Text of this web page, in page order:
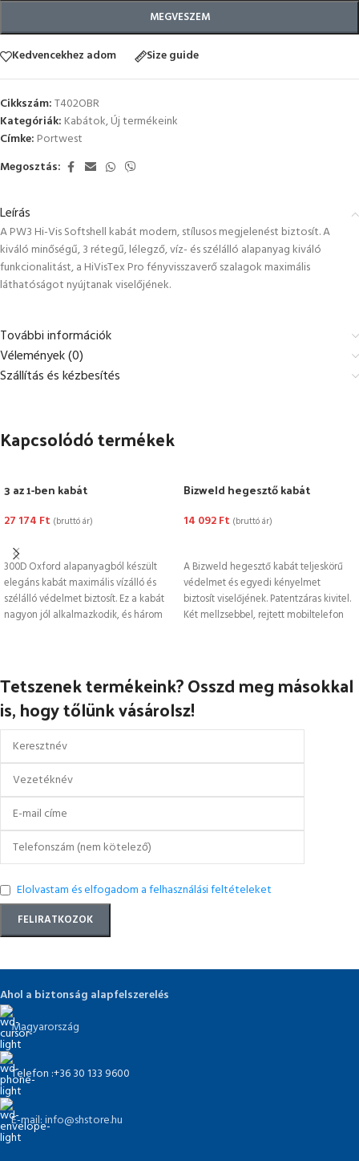
MEGVESZEM
Kedvencekhez adom Size guide
Cikkszám:T402OBR
Kategóriák: Kabátok,Új termékeink
Címke: Portwest
Megosztás:
Leírás
A PW3 Hi-Vis Softshell kabát modern, stílusos megjelenést biztosít. A
kiváló minőségű, 3 rétegű, lélegző, víz- és szélálló alapanyag kiváló
funkcionalitást, a HiVisTex Pro fényvisszaverő szalagok maximális
láthatóságot nyújtanak viselőjének.
További információk
Vélemények (0)
Szállítás és kézbesítés
Kapcsolódó termékek
3 az 1-ben kabát
27 174 Ft (bruttó ár)
300D Oxford alapanyagból készült
elegáns kabát maximális vízálló és
szélálló védelmet biztosít. Ez a kabát
nagyon jól alkalmazkodik, és három
Bizweld hegesztő kabát
14 092Ft (bruttó ár)
A Bizweld hegesztő kabát teljeskörű
védelmet és egyedi kényelmet
biztosít viselőjének. Patentzáras kivitel.
Két mellzsebbel, rejtett mobiltelefon
Tetszenek termékeink? Osszd meg másokkal
is, hogy tőlünk vásárolsz!
Elolvastam és elfogadom a felhasználási feltételeket
Ahol a biztonság alapfelszerelés
Magyarország
Telefon :+36 30 133 9600
E-mail: info@shstore.hu